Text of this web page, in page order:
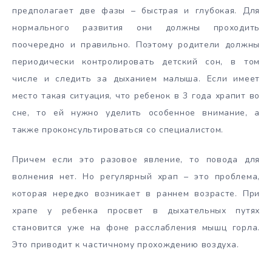
предполагает две фазы – быстрая и глубокая. Для
нормального развития они должны проходить
поочередно и правильно. Поэтому родители должны
периодически контролировать детский сон, в том
числе и следить за дыханием малыша. Если имеет
место такая ситуация, что ребенок в 3 года храпит во
сне, то ей нужно уделить особенное внимание, а
также проконсультироваться со специалистом.
Причем если это разовое явление, то повода для
волнения нет. Но регулярный храп – это проблема,
которая нередко возникает в раннем возрасте. При
храпе у ребенка просвет в дыхательных путях
становится уже на фоне расслабления мышц горла.
Это приводит к частичному прохождению воздуха.